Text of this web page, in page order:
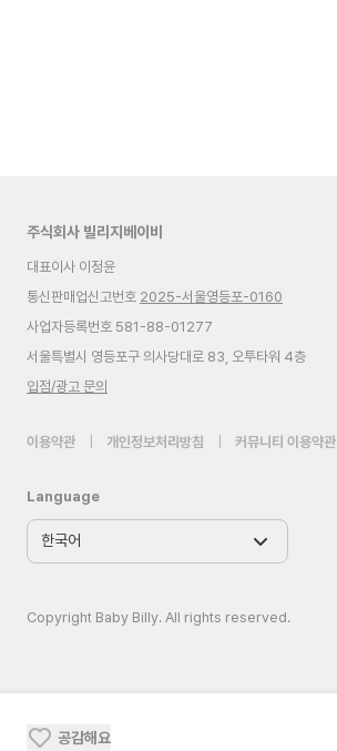
공감해요
주식회사 빌리지베이비
대표이사 이정윤
통신판매업신고번호 2025-서울영등포-0160
사업자등록번호 581-88-01277
서울특별시 영등포구 의사당대로 83, 오투타워 4층
입점/광고 문의
이용약관 개인정보처리방침 커뮤니티 이용약관
Language
Copyright Baby Billy. All rights reserved.